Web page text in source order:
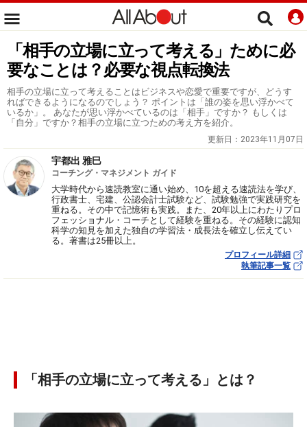
「相手の立場に立って考える」ために必
要なことは？必要な視点転換法
相手の立場に立って考えることはビジネスや恋愛で重要ですが、どうす
ればできるようになるのでしょう？ ポイントは「誰の姿を思い浮かべて
いるか」。 あなたが思い浮かべているのは「相手」ですか？ もしくは
「自分」ですか？相手の立場に立つための考え方を紹介。
更新日： 2023年11月07日
宇都出 雅巳
コーチング・マネジメント ガイド
大学時代から速読教室に通い始め、10を超える速読法を学び、
行政書士、宅建、公認会計士試験など、試験勉強で実践研究を
重ねる。その中で記憶術も実践。また、20年以上にわたりプロ
フェッショナル・コーチとして経験を重ねる。その経験に認知
科学の知見を加えた独自の学習法・成長法を確立し伝えてい
る。著書は25冊以上。
プロフィール詳細
執筆記事一覧
「相手の立場に立って考える」とは？